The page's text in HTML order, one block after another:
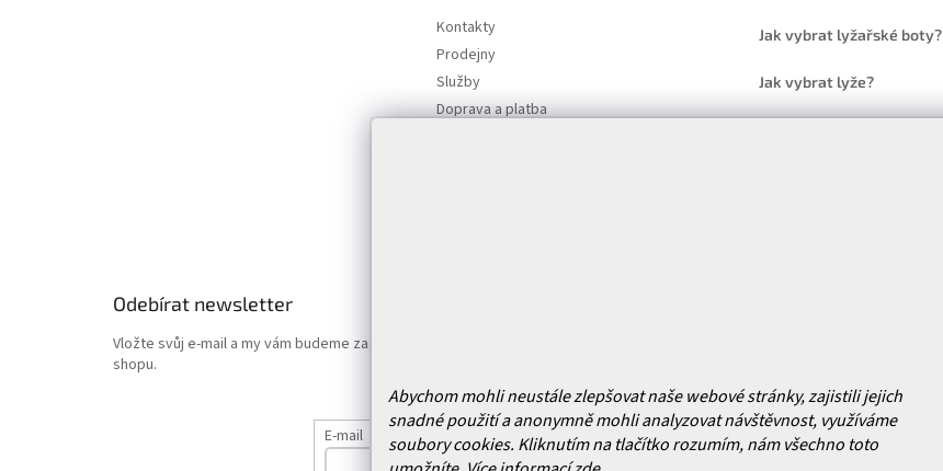
Abychom mohli neustále zlepšovat naše webové stránky, zajistili jejich
snadné použití a anonymně mohli analyzovat návštěvnost, využíváme
soubory cookies. Kliknutím na tlačítko rozumím, nám všechno toto
Kontakty
Prodejny
Služby
Doprava a platba
Jak vybrat lyžařské boty?
Jak vybrat lyže?
Odebírat newsletter
Vložte svůj e-mail a my vám budeme zasílat informace o nových produktech na našem e-
shopu.
E-mail